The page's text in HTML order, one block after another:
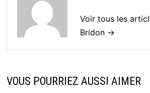
Voir tous les
Bridon →
VOUS POURRIEZ AUSSI AIMER